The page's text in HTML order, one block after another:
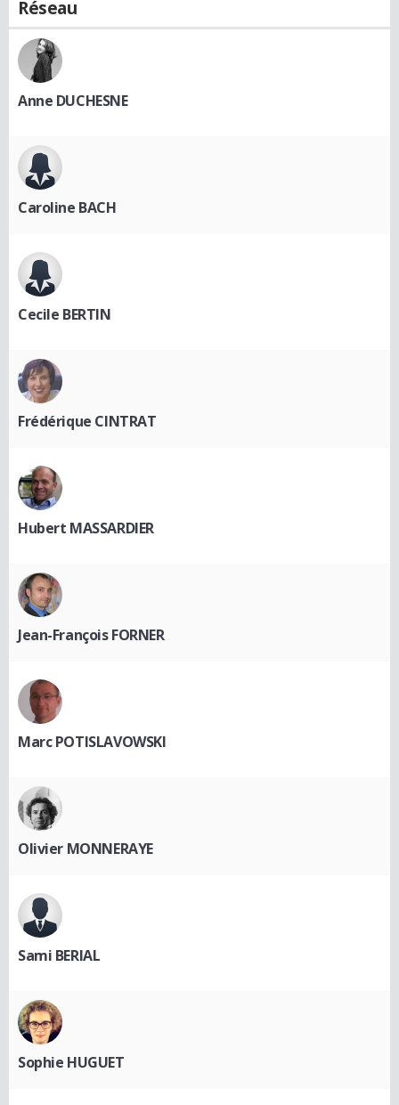
Réseau
Anne DUCHESNE
Caroline BACH
Cecile BERTIN
Frédérique CINTRAT
Hubert MASSARDIER
Jean-François FORNER
Marc POTISLAVOWSKI
Olivier MONNERAYE
Sami BERIAL
Sophie HUGUET